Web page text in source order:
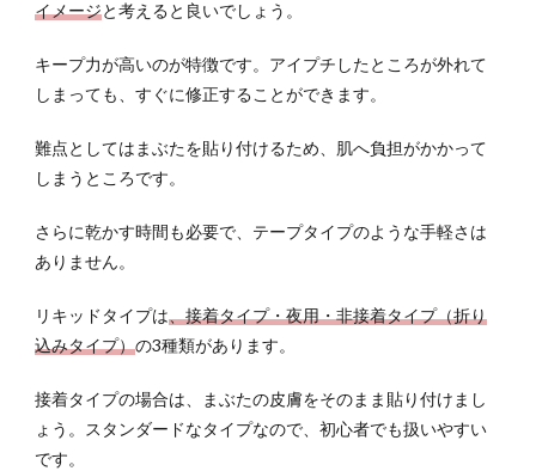
たい
ント
4.1
プチ
の間
たや
り方
アイ
プチ
やる
べき
こと
イメージと考えると良いでしょう。
キープ力が高いのが特徴です。アイプチしたところが外れて
しまっても、すぐに修正することができます。
難点としてはまぶたを貼り付けるため、肌へ負担がかかって
しまうところです。
さらに乾かす時間も必要で、テープタイプのような手軽さは
ありません。
リキッドタイプは、接着タイプ・夜用・非接着タイプ（折り
込みタイプ）の3種類があります。
接着タイプの場合は、まぶたの皮膚をそのまま貼り付けまし
ょう。スタンダードなタイプなので、初心者でも扱いやすい
です。